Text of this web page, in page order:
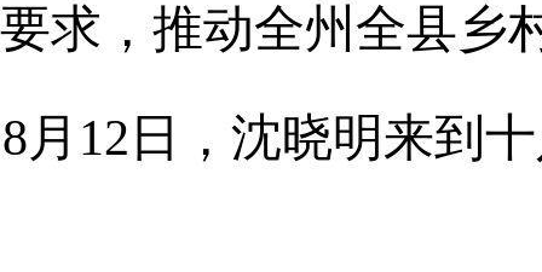
要求，推动全州全县乡
8月12日，沈晓明来到